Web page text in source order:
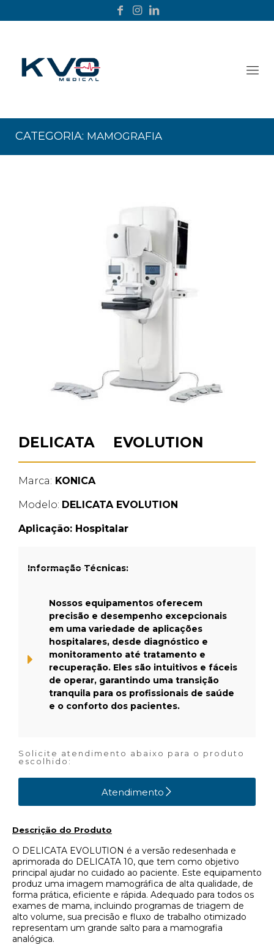
CATEGORIA: MAMOGRAFIA
DELICATA EVOLUTION
Marca: KONICA
Modelo: DELICATA EVOLUTION
Aplicação: Hospitalar
Informação Técnicas:
Nossos equipamentos oferecem
precisão e desempenho excepcionais
em uma variedade de aplicações
hospitalares, desde diagnóstico e
monitoramento até tratamento e
recuperação. Eles são intuitivos e fáceis
de operar, garantindo uma transição
tranquila para os profissionais de saúde
e o conforto dos pacientes.
Solicite atendimento abaixo para o produto
escolhido:
Atendimento
Descrição do Produto​
O DELICATA EVOLUTION é a versão redesenhada e
aprimorada do DELICATA 10, que tem como objetivo
principal ajudar no cuidado ao paciente. Este equipamento
produz uma imagem mamográfica de alta qualidade, de
forma prática, eficiente e rápida. Adequado para todos os
exames de mama, incluindo programas de triagem de
alto volume, sua precisão e fluxo de trabalho otimizado
representam um grande salto para a mamografia
analógica.